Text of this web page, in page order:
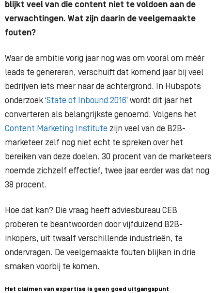
blijkt veel van die content niet te voldoen aan de
verwachtingen. Wat zijn daarin de veelgemaakte
fouten?
Waar de ambitie vorig jaar nog was om vooral om méér
leads te genereren, verschuift dat komend jaar bij veel
bedrijven iets meer naar de achtergrond. In Hubspots
onderzoek ‘State of Inbound 2016’ wordt dit jaar het
converteren als belangrijkste genoemd. Volgens het
Content Marketing Institute zijn veel van de B2B-
marketeer zelf nog niet echt te spreken over het
bereiken van deze doelen. 30 procent van de marketeers
noemde zichzelf effectief, twee jaar eerder was dat nog
38 procent.
Hoe dat kan? Die vraag heeft adviesbureau CEB
proberen te beantwoorden door vijfduizend B2B-
inkopers, uit twaalf verschillende industrieën, te
ondervragen. De veelgemaakte fouten blijken in drie
smaken voorbij te komen.
Het claimen van expertise is geen goed uitgangspunt